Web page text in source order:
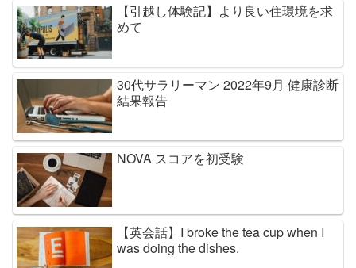
【引越し体験記】より良い住環境を求
めて
30代サラリーマン 2022年9月 健康診断
結果報告
NOVA スコアを初受験
【英会話】I broke the tea cup when I
was doing the dishes.